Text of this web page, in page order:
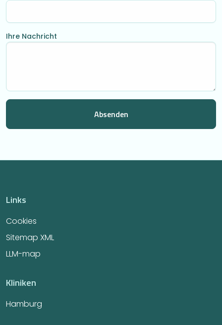
Ihre Nachricht
Links
Cookies
Sitemap XML
LLM-map
Kliniken
Hamburg